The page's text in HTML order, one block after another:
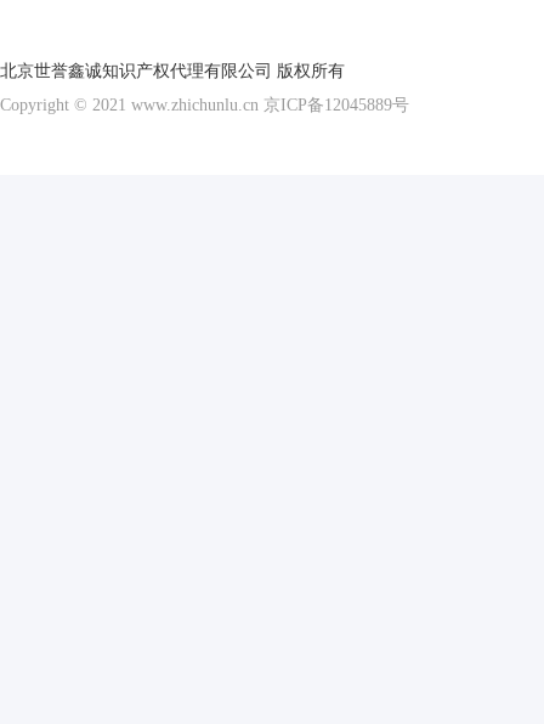
北京世誉鑫诚知识产权代理有限公司 版权所有
Copyright © 2021 www.zhichunlu.cn 京ICP备12045889号